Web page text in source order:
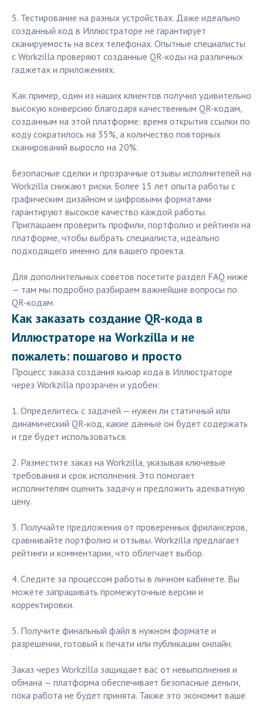
5. Тестирование на разных устройствах. Даже идеально
созданный код в Иллюстраторе не гарантирует
сканируемость на всех телефонах. Опытные специалисты
с Workzilla проверяют созданные QR-коды на различных
гаджетах и приложениях.
Как пример, один из наших клиентов получил удивительно
высокую конверсию благодаря качественным QR-кодам,
созданным на этой платформе: время открытия ссылки по
коду сократилось на 35%, а количество повторных
сканирований выросло на 20%.
Безопасные сделки и прозрачные отзывы исполнителей на
Workzilla снижают риски. Более 15 лет опыта работы с
графическим дизайном и цифровыми форматами
гарантируют высокое качество каждой работы.
Приглашаем проверить профили, портфолио и рейтинги на
платформе, чтобы выбрать специалиста, идеально
подходящего именно для вашего проекта.
Для дополнительных советов посетите раздел FAQ ниже
— там мы подробно разбираем важнейшие вопросы по
QR-кодам.
Как заказать создание QR-кода в
Иллюстраторе на Workzilla и не
пожалеть: пошагово и просто
Процесс заказа создания кьюар кода в Иллюстраторе
через Workzilla прозрачен и удобен:
1. Определитесь с задачей — нужен ли статичный или
динамический QR-код, какие данные он будет содержать
и где будет использоваться.
2. Разместите заказ на Workzilla, указывая ключевые
требования и срок исполнения. Это помогает
исполнителям оценить задачу и предложить адекватную
цену.
3. Получайте предложения от проверенных фрилансеров,
сравнивайте портфолио и отзывы. Workzilla предлагает
рейтинги и комментарии, что облегчает выбор.
4. Следите за процессом работы в личном кабинете. Вы
можете запрашивать промежуточные версии и
корректировки.
5. Получите финальный файл в нужном формате и
разрешении, готовый к печати или публикации онлайн.
Заказ через Workzilla защищает вас от невыполнения и
обмана — платформа обеспечивает безопасные деньги,
пока работа не будет принята. Также это экономит ваше